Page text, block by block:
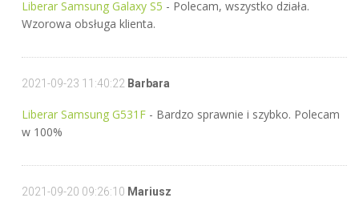
Liberar Samsung Galaxy S5 - Polecam, wszystko działa.
Wzorowa obsługa klienta.
2021-09-23 11:40:22 Barbara
Liberar Samsung G531F - Bardzo sprawnie i szybko. Polecam
w 100%
2021-09-20 09:26:10 Mariusz